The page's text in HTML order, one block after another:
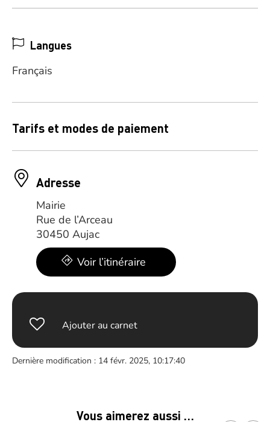
Langues
Français
Tarifs et modes de paiement
Adresse
Mairie
Rue de l’Arceau
30450 Aujac
Voir l’itinéraire
Ajouter au carnet
Dernière modification : 14 févr. 2025, 10:17:40
Vous aimerez aussi …